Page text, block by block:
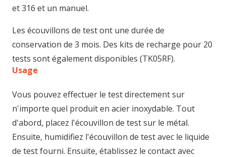
et 316 et un manuel.
Les écouvillons de test ont une durée de
conservation de 3 mois. Des kits de recharge pour 20
tests sont également disponibles (TK05RF).
Usage
Vous pouvez effectuer le test directement sur
n'importe quel produit en acier inoxydable. Tout
d'abord, placez l'écouvillon de test sur le métal.
Ensuite, humidifiez l'écouvillon de test avec le liquide
de test fourni. Ensuite, établissez le contact avec